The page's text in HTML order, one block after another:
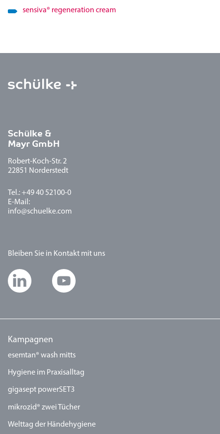
sensiva® regeneration cream
Schülke &
Mayr GmbH
Robert-Koch-Str. 2
22851 Norderstedt
Tel.: +49 40 52100-0
E-Mail:
info@schuelke.com
Bleiben Sie in Kontakt mit uns
Kampagnen
esemtan® wash mitts
Hygiene im Praxisalltag
gigasept powerSET3
mikrozid® zwei Tücher
Welttag der Händehygiene